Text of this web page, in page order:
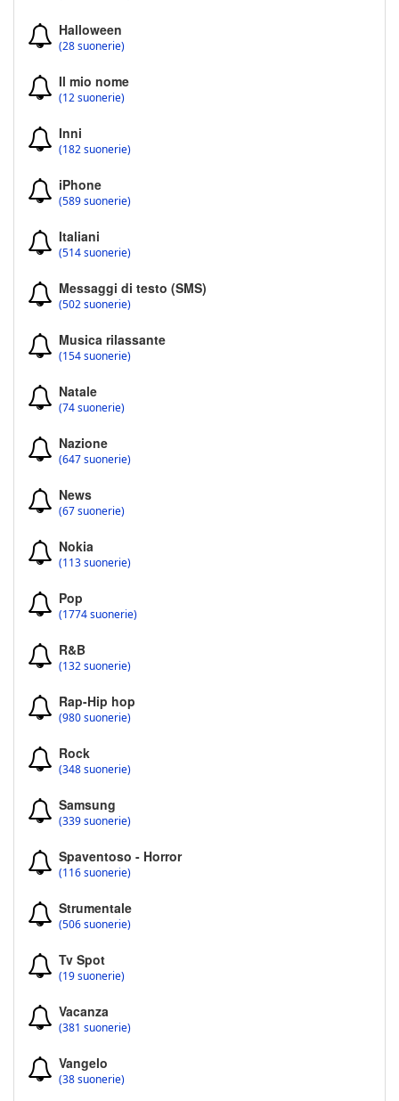
Halloween
(28 suonerie)
Il mio nome
(12 suonerie)
Inni
(182 suonerie)
iPhone
(589 suonerie)
Italiani
(514 suonerie)
Messaggi di testo (SMS)
(502 suonerie)
Musica rilassante
(154 suonerie)
Natale
(74 suonerie)
Nazione
(647 suonerie)
News
(67 suonerie)
Nokia
(113 suonerie)
Pop
(1774 suonerie)
R&B
(132 suonerie)
Rap-Hip hop
(980 suonerie)
Rock
(348 suonerie)
Samsung
(339 suonerie)
Spaventoso - Horror
(116 suonerie)
Strumentale
(506 suonerie)
Tv Spot
(19 suonerie)
Vacanza
(381 suonerie)
Vangelo
(38 suonerie)